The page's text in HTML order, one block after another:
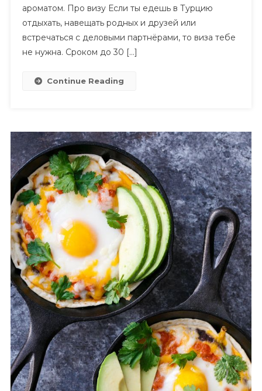
Полотенец
В
Лебедей
На
ароматом. Про визу Если ты едешь в Турцию
отдыхать, навещать родных и друзей или
встречаться с деловыми партнёрами, то виза тебе
не нужна. Сроком до 30 […]
Continue Reading